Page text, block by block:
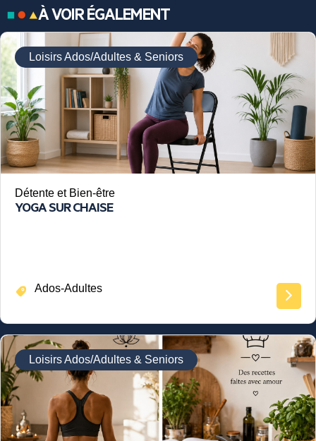
À VOIR ÉGALEMENT
Loisirs Ados/Adultes & Seniors
Détente et Bien-être
YOGA SUR CHAISE
Ados-Adultes
Loisirs Ados/Adultes & Seniors